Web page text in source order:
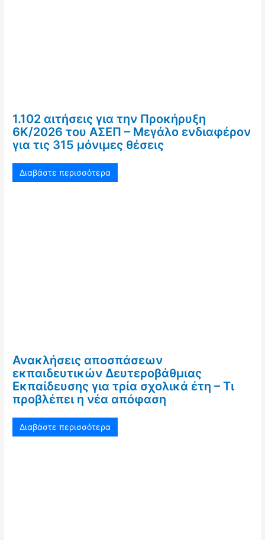
1.102 αιτήσεις για την Προκήρυξη
6Κ/2026 του ΑΣΕΠ – Μεγάλο ενδιαφέρον
για τις 315 μόνιμες θέσεις
Διαβάστε περισσότερα
Ανακλήσεις αποσπάσεων
εκπαιδευτικών Δευτεροβάθμιας
Εκπαίδευσης για τρία σχολικά έτη – Τι
προβλέπει η νέα απόφαση
Διαβάστε περισσότερα